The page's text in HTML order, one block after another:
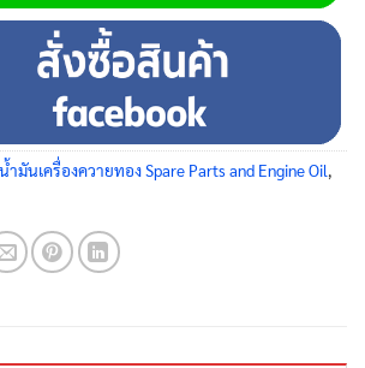
ำมันเครื่องควายทอง Spare Parts and Engine Oil,